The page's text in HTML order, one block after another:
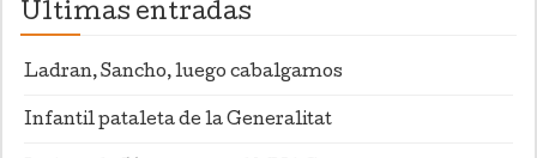
Últimas entradas
Ladran, Sancho, luego cabalgamos
Infantil pataleta de la Generalitat